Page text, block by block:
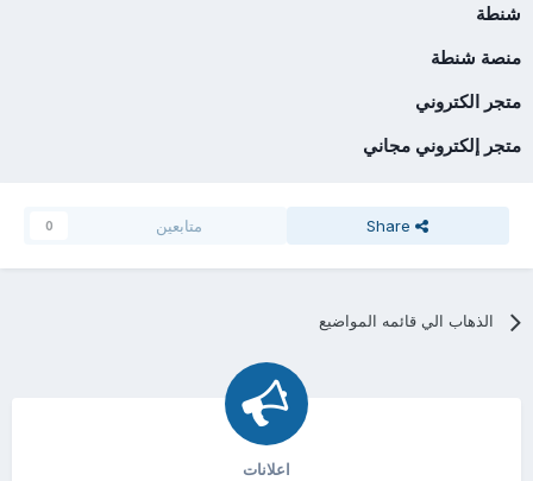
شنطة
منصة شنطة
متجر الكتروني
متجر إلكتروني مجاني
Share متابعين 0
الذهاب الي قائمه المواضيع
اعلانات